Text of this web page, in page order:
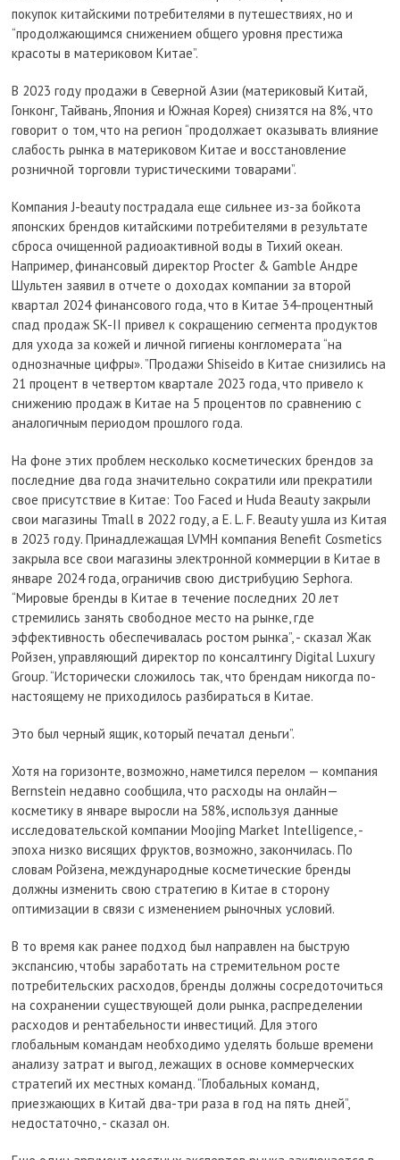
покупок китайскими потребителями в путешествиях, но и
“продолжающимся снижением общего уровня престижа
красоты в материковом Китае”.
В 2023 году продажи в Северной Азии (материковый Китай,
Гонконг, Тайвань, Япония и Южная Корея) снизятся на 8%, что
говорит о том, что на регион “продолжает оказывать влияние
слабость рынка в материковом Китае и восстановление
розничной торговли туристическими товарами”.
Компания J-beauty пострадала еще сильнее из-за бойкота
японских брендов китайскими потребителями в результате
сброса очищенной радиоактивной воды в Тихий океан.
Например, финансовый директор Procter & Gamble Андре
Шультен заявил в отчете о доходах компании за второй
квартал 2024 финансового года, что в Китае 34-процентный
спад продаж SK-II привел к сокращению сегмента продуктов
для ухода за кожей и личной гигиены конгломерата “на
однозначные цифры». ”Продажи Shiseido в Китае снизились на
21 процент в четвертом квартале 2023 года, что привело к
снижению продаж в Китае на 5 процентов по сравнению с
аналогичным периодом прошлого года.
На фоне этих проблем несколько косметических брендов за
последние два года значительно сократили или прекратили
свое присутствие в Китае: Too Faced и Huda Beauty закрыли
свои магазины Tmall в 2022 году, а E. L. F. Beauty ушла из Китая
в 2023 году. Принадлежащая LVMH компания Benefit Cosmetics
закрыла все свои магазины электронной коммерции в Китае в
январе 2024 года, ограничив свою дистрибуцию Sephora.
“Мировые бренды в Китае в течение последних 20 лет
стремились занять свободное место на рынке, где
эффективность обеспечивалась ростом рынка”, - сказал Жак
Ройзен, управляющий директор по консалтингу Digital Luxury
Group. “Исторически сложилось так, что брендам никогда по-
настоящему не приходилось разбираться в Китае.
Это был черный ящик, который печатал деньги”.
Хотя на горизонте, возможно, наметился перелом — компания
Bernstein недавно сообщила, что расходы на онлайн—
косметику в январе выросли на 58%, используя данные
исследовательской компании Moojing Market Intelligence, -
эпоха низко висящих фруктов, возможно, закончилась. По
словам Ройзена, международные косметические бренды
должны изменить свою стратегию в Китае в сторону
оптимизации в связи с изменением рыночных условий.
В то время как ранее подход был направлен на быструю
экспансию, чтобы заработать на стремительном росте
потребительских расходов, бренды должны сосредоточиться
на сохранении существующей доли рынка, распределении
расходов и рентабельности инвестиций. Для этого
глобальным командам необходимо уделять больше времени
анализу затрат и выгод, лежащих в основе коммерческих
стратегий их местных команд. “Глобальных команд,
приезжающих в Китай два-три раза в год на пять дней”,
недостаточно, - сказал он.